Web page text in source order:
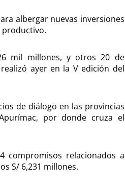
albergar nuevas inversiones
productivo.
mil millones, y otros 20 de
ayer en la V edición del
de diálogo en las provincias
por donde cruza el
compromisos relacionados a
S/ 6,231 millones.